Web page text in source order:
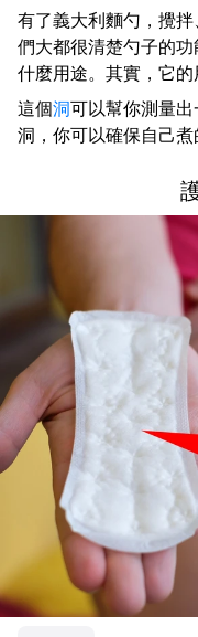
有了義大利麵勺，攪
們大都很清楚勺子的
什麼用途。其實，它的
這個洞可以幫你測量
洞，你可以確保自己煮